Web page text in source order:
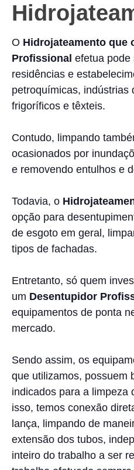
O Hidrojateamento que
Profissional efetua pode
residências e
petroquímicas, indústrias
frigoríficos e têxteis.
Contudo, limpando
ocasionados por
e removendo entulhos e
Todavia, o
opção para
de esgoto em geral,
tipos de fachadas.
Entretanto, só quem
um Desentupidor
equipamentos de ponta
mercado.
Sendo assim, os
que utilizamos, possuem
indicados para a limpeza
isso, temos conexão
lança, limpando de
extensão dos tubos,
inteiro do trabalho a ser